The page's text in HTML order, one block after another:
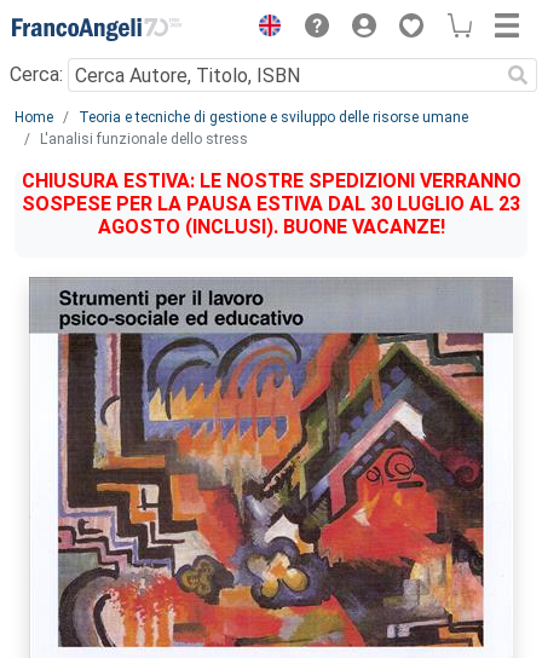
Menu
Cerca:
Main content
Home
Teoria e tecniche di gestione e sviluppo delle risorse umane
L'analisi funzionale dello stress
CHIUSURA ESTIVA: LE NOSTRE SPEDIZIONI VERRANNO
SOSPESE PER LA PAUSA ESTIVA DAL 30 LUGLIO AL 23
AGOSTO (INCLUSI). BUONE VACANZE!